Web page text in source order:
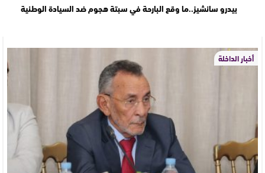
بيدرو سانشيز..ما وقع البارحة في سبتة هجوم ضد السيادة الوطنية
أخبار الداخلة